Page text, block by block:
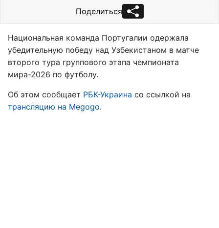
Поделиться
Национальная команда Португалии одержала
убедительную победу над Узбекистаном в матче
второго тура группового этапа чемпионата
мира-2026 по футболу.
Об этом сообщает РБК-Украина со ссылкой на
трансляцию на Megogo.